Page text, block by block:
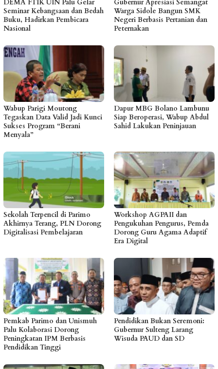
DEMA FTIK UIN Palu Gelar
Seminar Kebangsaan dan Bedah
Buku, Hadirkan Pembicara
Nasional
Gubernur Apresiasi Semangat
Warga Sidole Bangun SMK
Negeri Berbasis Pertanian dan
Peternakan
Wabup Parigi Moutong
Tegaskan Data Valid Jadi Kunci
Sukses Program “Berani
Menyala”
Dapur MBG Bolano Lambunu
Siap Beroperasi, Wabup Abdul
Sahid Lakukan Peninjauan
Sekolah Terpencil di Parimo
Akhirnya Terang, PLN Dorong
Digitalisasi Pembelajaran
Workshop AGPAII dan
Pengukuhan Pengurus, Pemda
Dorong Guru Agama Adaptif
Era Digital
Pemkab Parimo dan Unismuh
Palu Kolaborasi Dorong
Peningkatan IPM Berbasis
Pendidikan Tinggi
Pendidikan Bukan Seremoni:
Gubernur Sulteng Larang
Wisuda PAUD dan SD